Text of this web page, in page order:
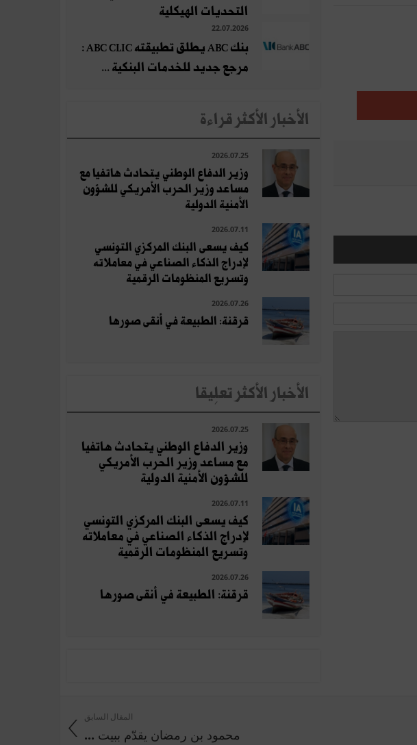
التحديات الهيكلية
22.07.2026
بنك ABC يطلق تطبيقته ABC CLIC :
مرجع جديد للخدمات البنكية ...
الأخبار الأكثر قراءة
2026.07.25
وزير الدفاع الوطني يتحادث هاتفيا مع
مساعد وزير الحرب الأمريكي للشؤون
الأمنية الدولية
2026.07.11
كيف يسعى البنك المركزي التونسي
لإدراج الذكاء الصناعي في معاملاته
وتسريع المنظومات الرقمية
2026.07.26
قرقنة: الطبيعة في أنقى صورها
الأخبار الأكثر تعلِيقا
2026.07.25
وزير الدفاع الوطني يتحادث هاتفيا
مع مساعد وزير الحرب الأمريكي
للشؤون الأمنية الدولية
2026.07.11
كيف يسعى البنك المركزي التونسي
لإدراج الذكاء الصناعي في معاملاته
وتسريع المنظومات الرقمية
2026.07.26
قرقنة: الطبيعة في أنقى صورها
المقال السابق
محمود بن رمضان يقدّم ببيت ...